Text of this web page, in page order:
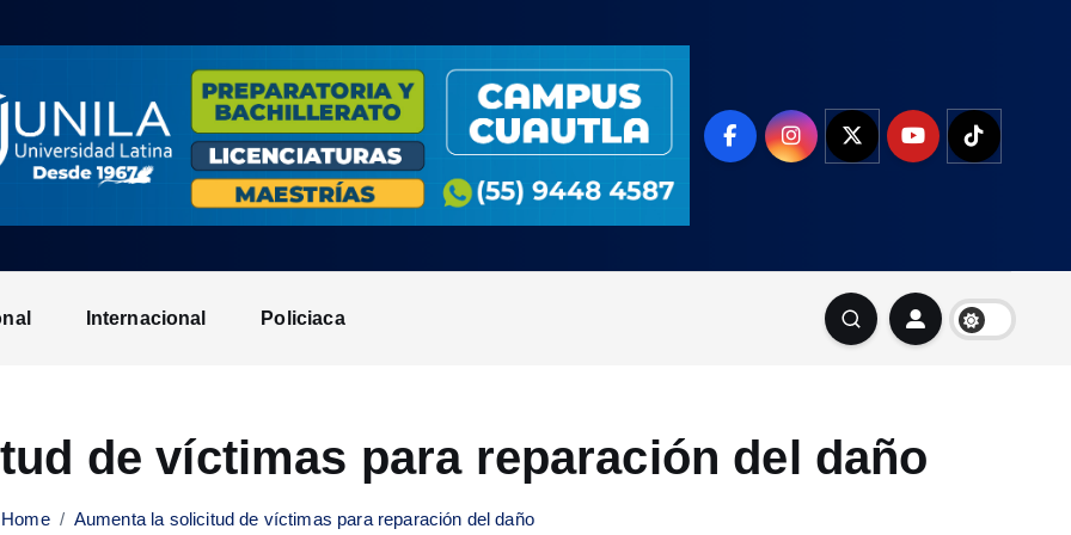
Internacional Policiaca
de víctimas para reparación del daño
Home Aumenta la solicitud de víctimas para reparación del daño